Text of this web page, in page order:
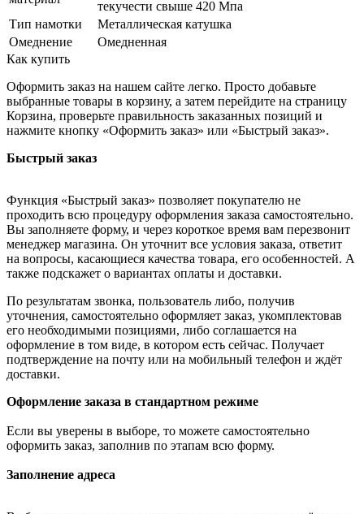
текучести свыше 420 Мпа
Тип намотки
Металлическая катушка
Омеднение
Омедненная
Как купить
Оформить заказ на нашем сайте легко. Просто добавьте
выбранные товары в корзину, а затем перейдите на страницу
Корзина, проверьте правильность заказанных позиций и
нажмите кнопку «Оформить заказ» или «Быстрый заказ».
Быстрый заказ
Функция «Быстрый заказ» позволяет покупателю не
проходить всю процедуру оформления заказа самостоятельно.
Вы заполняете форму, и через короткое время вам перезвонит
менеджер магазина. Он уточнит все условия заказа, ответит
на вопросы, касающиеся качества товара, его особенностей. А
также подскажет о вариантах оплаты и доставки.
По результатам звонка, пользователь либо, получив
уточнения, самостоятельно оформляет заказ, укомплектовав
его необходимыми позициями, либо соглашается на
оформление в том виде, в котором есть сейчас. Получает
подтверждение на почту или на мобильный телефон и ждёт
доставки.
Оформление заказа в стандартном режиме
Если вы уверены в выборе, то можете самостоятельно
оформить заказ, заполнив по этапам всю форму.
Заполнение адреса